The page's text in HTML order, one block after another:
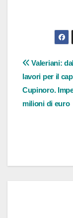
articoli
Valeriani:
lavori per il
Cupinoro.
milioni di euro